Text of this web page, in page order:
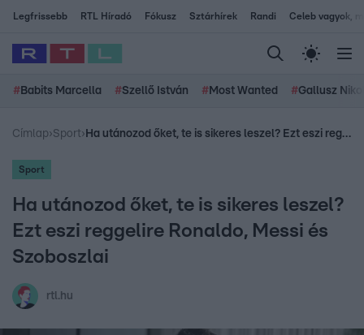
Legfrissebb RTL Híradó Fókusz Sztárhírek Randi Celeb vagyok,
# Babits Marcella #Szellő István # Most Wanted #Gallusz
Címlap›Sport› Ha utánozod őket, te is sikeres leszel? Ezt eszi reggelire Ronaldo, Messi és Szoboszlai
Sport
Ha utánozod őket, te is sikeres leszel?
Ezt eszi reggelire Ronaldo, Messi és
Szoboszlai
rtl.hu